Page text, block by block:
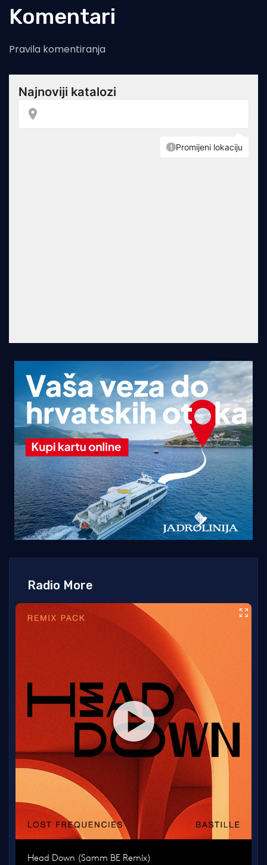
Komentari
Pravila komentiranja
Radio More